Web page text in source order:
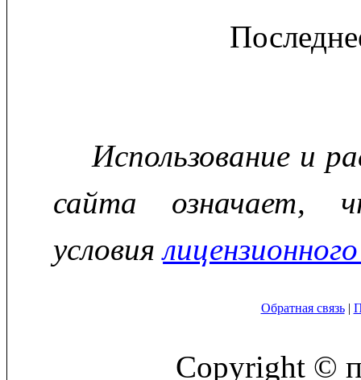
Использование и
сайта означает,
условия
Обратная связь|
Copyright ©